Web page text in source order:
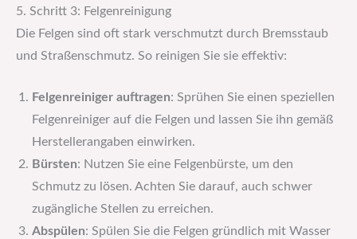
5. Schritt 3: Felgenreinigung
Die Felgen sind oft stark verschmutzt durch Bremsstaub
und Straßenschmutz. So reinigen Sie sie effektiv:
Felgenreiniger auftragen: Sprühen Sie einen speziellen
Felgenreiniger auf die Felgen und lassen Sie ihn gemäß
Herstellerangaben einwirken.
Bürsten: Nutzen Sie eine Felgenbürste, um den
Schmutz zu lösen. Achten Sie darauf, auch schwer
zugängliche Stellen zu erreichen.
Abspülen: Spülen Sie die Felgen gründlich mit Wasser